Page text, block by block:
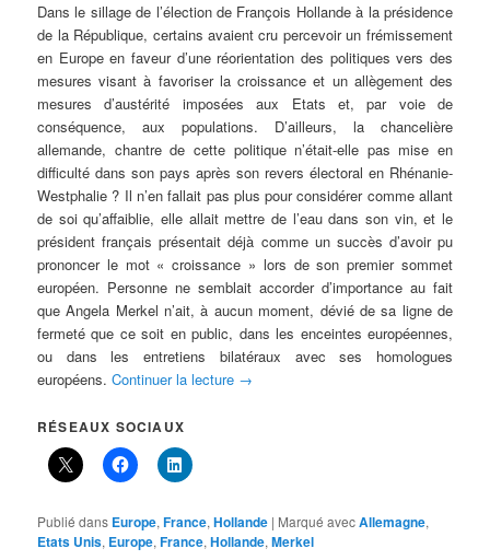
Dans le sillage de l’élection de François Hollande à la présidence
de la République, certains avaient cru percevoir un frémissement
en Europe en faveur d’une réorientation des politiques vers des
mesures visant à favoriser la croissance et un allègement des
mesures d’austérité imposées aux Etats et, par voie de
conséquence, aux populations. D’ailleurs, la chancelière
allemande, chantre de cette politique n’était-elle pas mise en
difficulté dans son pays après son revers électoral en Rhénanie-
Westphalie ? Il n’en fallait pas plus pour considérer comme allant
de soi qu’affaiblie, elle allait mettre de l’eau dans son vin, et le
président français présentait déjà comme un succès d’avoir pu
prononcer le mot « croissance » lors de son premier sommet
européen. Personne ne semblait accorder d’importance au fait
que Angela Merkel n’ait, à aucun moment, dévié de sa ligne de
fermeté que ce soit en public, dans les enceintes européennes,
ou dans les entretiens bilatéraux avec ses homologues
européens.Continuer la lecture →
RÉSEAUX SOCIAUX
Publié dans Europe,France,Hollande | Marqué avecAllemagne,
Etats Unis, Europe,France,Hollande,Merkel